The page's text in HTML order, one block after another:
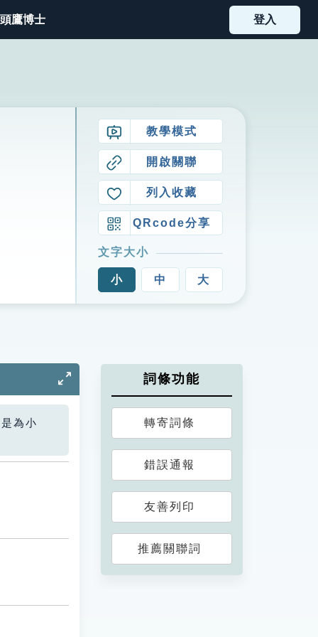
鷹博士 登入
教學模式
開啟關聯
列入收藏
QRcode分享
文字大小
小 中 大
為小
詞條功能
轉寄詞條
錯誤通報
友善列印
推薦關聯詞